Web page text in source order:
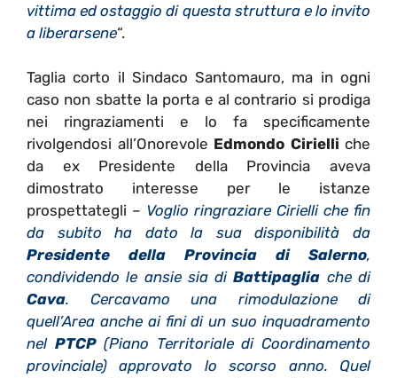
vittima ed ostaggio di questa struttura e lo invito
a liberarsene“.
Taglia corto il Sindaco Santomauro, ma in ogni
caso non sbatte la porta e al contrario si prodiga
nei ringraziamenti e lo fa specificamente
rivolgendosi all’Onorevole Edmondo Cirielli che
da ex Presidente della Provincia aveva
dimostrato interesse per le istanze
prospettategli – Voglio ringraziare Cirielli che fin
da subito ha dato la sua disponibilità da
Presidente della Provincia di Salerno,
condividendo le ansie sia diBattipaglia che di
Cava. Cercavamo una rimodulazione di
quell’Area anche ai fini di un suo inquadramento
nel PTCP(Piano Territoriale di Coordinamento
provinciale) approvato lo scorso anno. Quel